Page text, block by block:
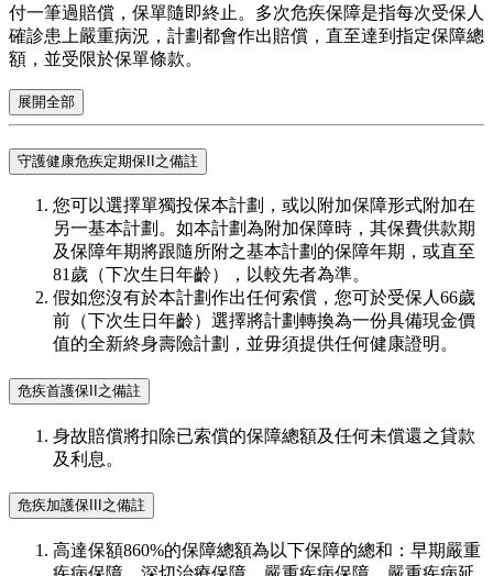
付一筆過賠償，保單隨即終止。多次危疾保障是指每次受保人
確診患上嚴重病況，計劃都會作出賠償，直至達到指定保障總
額，並受限於保單條款。
展開全部
守護健康危疾定期保II之備註
您可以選擇單獨投保本計劃，或以附加保障形式附加在
另一基本計劃。如本計劃為附加保障時，其保費供款期
及保障年期將跟隨所附之基本計劃的保障年期，或直至
81歲（下次生日年齡），以較先者為準。
假如您沒有於本計劃作出任何索償，您可於受保人66歲
前（下次生日年齡）選擇將計劃轉換為一份具備現金價
值的全新終身壽險計劃，並毋須提供任何健康證明。
危疾首護保II之備註
身故賠償將扣除已索償的保障總額及任何未償還之貸款
及利息。
危疾加護保III之備註
高達保額860%的保障總額為以下保障的總和：早期嚴重